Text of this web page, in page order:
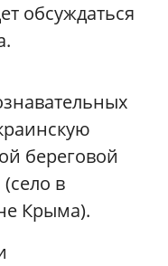
обсуждаться
береговой
в
Крыма).